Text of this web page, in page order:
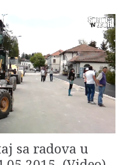
sa radova u